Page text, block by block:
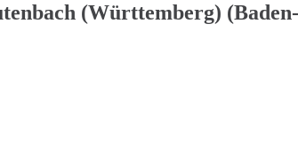
(Württemberg)